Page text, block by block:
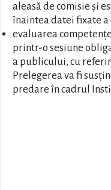
aleasă de comisie și
înaintea datei fixate a
evaluarea
printr-o sesiune
a publicului, cu
Prelegerea va fi
predare în cadrul